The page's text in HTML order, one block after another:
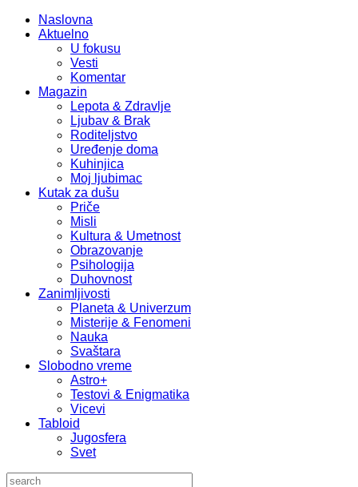
Naslovna
Aktuelno
U fokusu
Vesti
Komentar
Magazin
Lepota & Zdravlje
Ljubav & Brak
Roditeljstvo
Uređenje doma
Kuhinjica
Moj ljubimac
Kutak za dušu
Priče
Misli
Kultura & Umetnost
Obrazovanje
Psihologija
Duhovnost
Zanimljivosti
Planeta & Univerzum
Misterije & Fenomeni
Nauka
Svaštara
Slobodno vreme
Astro+
Testovi & Enigmatika
Vicevi
Tabloid
Jugosfera
Svet